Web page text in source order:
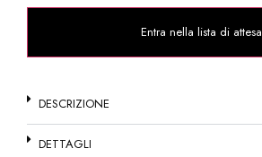
d'attesa
Entra nella lista di attesa
DESCRIZIONE
DETTAGLI